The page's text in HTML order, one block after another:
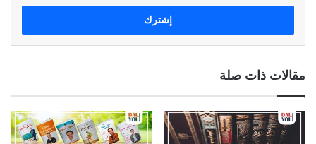
خ
ب
د
ك
ل
مقالات ذات صلة